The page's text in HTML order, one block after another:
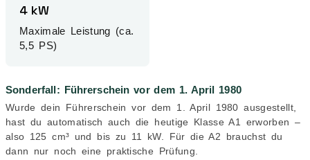
4 kW
Maximale Leistung (ca.
5,5 PS)
Sonderfall: Führerschein vor dem 1. April 1980
Wurde dein Führerschein vor dem 1. April 1980 ausgestellt,
hast du automatisch auch die heutige Klasse A1 erworben –
also 125 cm³ und bis zu 11 kW. Für die A2 brauchst du
dann nur noch eine praktische Prüfung.